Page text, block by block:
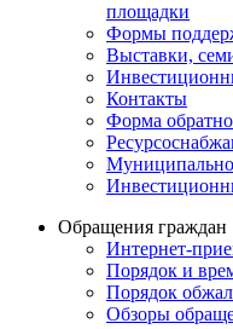
площадки
Формы
Выставки,
Контакты
Форма
Обращения граждан
Интернет-
Порядок и
Порядок
Обзоры